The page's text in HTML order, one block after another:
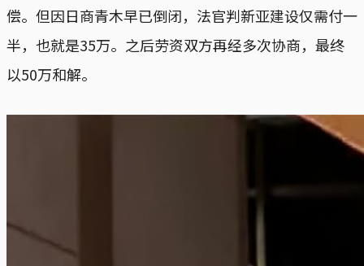
偿。但因日商青木早已倒闭，法官判新亚建设仅需付一
半，也就是35万。之后劳资双方再经多次协商，最终
以50万和解。